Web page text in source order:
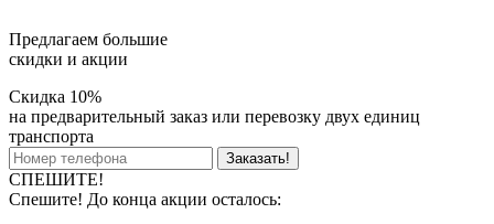
Предлагаем большие
скидки и акции
Скидка 10%
на предварительный заказ или перевозку двух единиц
транспорта
Заказать!
СПЕШИТЕ!
Спешите! До конца акции осталось: